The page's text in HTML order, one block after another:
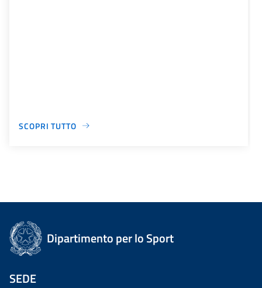
SCOPRI TUTTO
Dipartimento per lo Sport
SEDE